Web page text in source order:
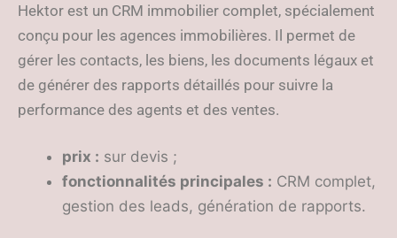
Hektor est un CRM immobilier complet, spécialement
conçu pour les agences immobilières. Il permet de
gérer les contacts, les biens, les documents légaux et
de générer des rapports détaillés pour suivre la
performance des agents et des ventes.
prix : sur devis ;
fonctionnalités principales : CRM complet,
gestion des leads, génération de rapports.